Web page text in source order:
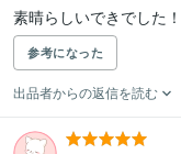
素晴らしいできでした
参考になった
出品者からの返信を読む